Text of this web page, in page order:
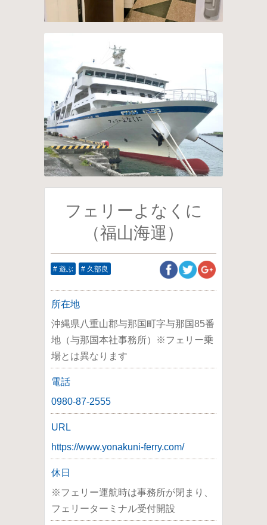
フェリーよなくに
（福山海運）
# 遊ぶ # 久部良
所在地
沖縄県八重山郡与那国町字与那国85番
地（与那国本社事務所）※フェリー乗
場とは異なります
電話
0980-87-2555
URL
https://www.yonakuni-ferry.com/
休日
※フェリー運航時は事務所が閉まり、
フェリーターミナル受付開設